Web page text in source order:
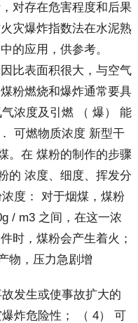
对存在危害程度和后果
灾爆炸指数法在水泥熟
的应用，供参考。
比表面积很大，与空气
粉燃烧和爆炸通常要具
浓度及引燃 （ 爆） 能
可燃物质浓度 新型干
。在 煤粉的制作的步骤
的 浓度、细度、挥发分
度： 对于烟煤，煤粉
/ m3 之间，在这一浓
时，煤粉会产生着火；
物，压力急剧增
发生或使事故扩大的
炸危险性； （ 4） 可